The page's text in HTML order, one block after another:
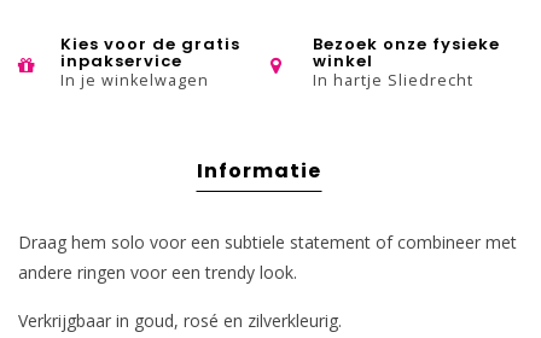
Kies voor de gratis
inpakservice
In je winkelwagen
Bezoek onze fysieke
winkel
In hartje Sliedrecht
Informatie
Draag hem solo voor een subtiele statement of combineer met
andere ringen voor een trendy look.
Verkrijgbaar in goud, rosé en zilverkleurig.